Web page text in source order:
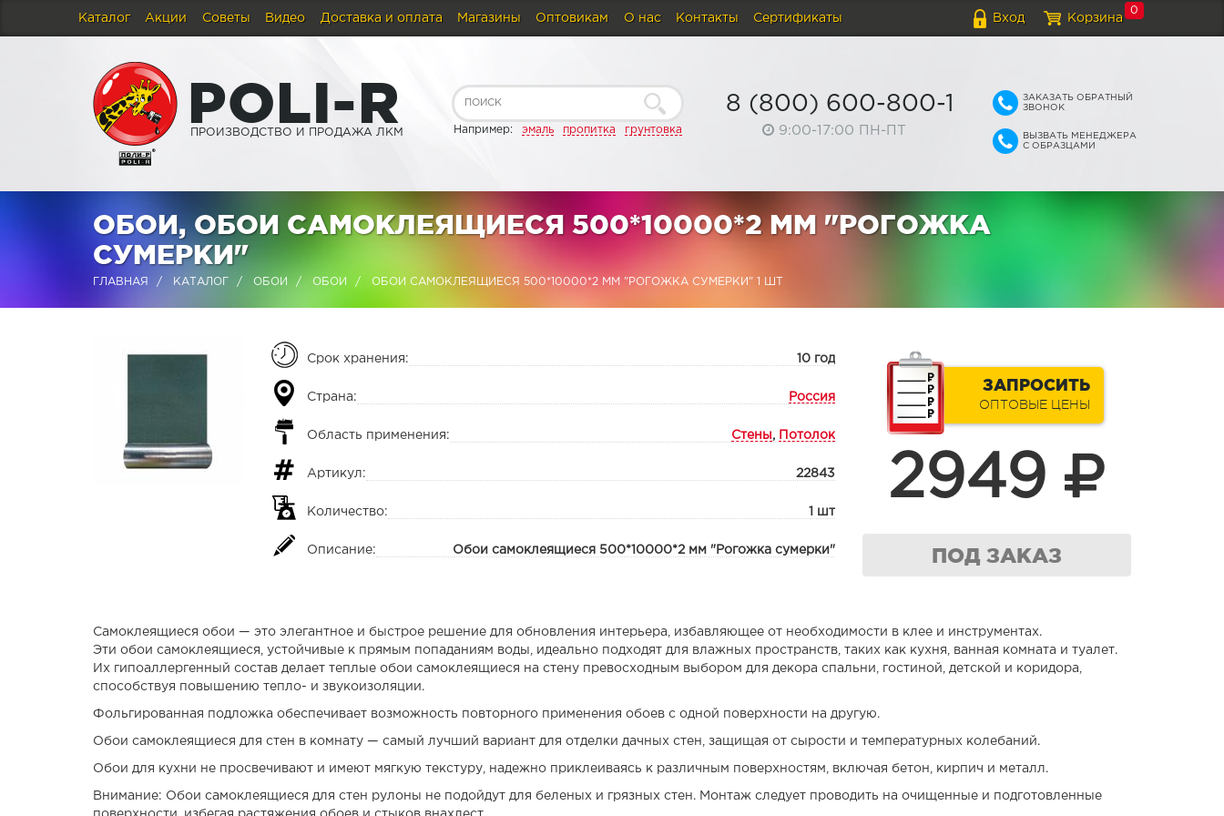
Вход Корзина
0
Каталог Акции Советы Видео Доставка и оплата Магазины Оптовикам О нас Контакты Сертификаты
POLI-R
ПРОИЗВОДСТВО И ПРОДАЖА ЛКМ Например: эмаль пропитка грунтовка
8 (800) 600-800-1
9:00-17:00 ПН-ПТ
ЗАКАЗАТЬ ОБРАТНЫЙ
ЗВОНОК
ВЫЗВАТЬ МЕНЕДЖЕРА
С ОБРАЗЦАМИ
ОБОИ, ОБОИ САМОКЛЕЯЩИЕСЯ 500*10000*2 ММ "РОГОЖКА
СУМЕРКИ"
ГЛАВНАЯ КАТАЛОГ ОБОИ ОБОИ ОБОИ САМОКЛЕЯЩИЕСЯ 500*10000*2 ММ "РОГОЖКА СУМЕРКИ" 1 ШТ
Срок хранения: 10 год
Страна: Россия
Область применения: Стены, Потолок
Артикул: 22843
Количество: 1 шт
Описание: Обои самоклеящиеся 500*10000*2 мм "Рогожка сумерки"
ЗАПРОСИТЬ
ОПТОВЫЕ ЦЕНЫ
2949
ПОД ЗАКАЗ
Самоклеящиеся обои — это элегантное и быстрое решение для обновления интерьера, избавляющее от необходимости в клее и инструментах.
Эти обои самоклеящиеся, устойчивые к прямым попаданиям воды, идеально подходят для влажных пространств, таких как кухня, ванная комната и туалет.
Их гипоаллергенный состав делает теплые обои самоклеящиеся на стену превосходным выбором для декора спальни, гостиной, детской и коридора,
способствуя повышению тепло- и звукоизоляции.
Фольгированная подложка обеспечивает возможность повторного применения обоев с одной поверхности на другую.
Обои самоклеящиеся для стен в комнату — самый лучший вариант для отделки дачных стен, защищая от сырости и температурных колебаний.
Обои для кухни не просвечивают и имеют мягкую текстуру, надежно приклеиваясь к различным поверхностям, включая бетон, кирпич и металл.
Внимание: Обои самоклеящиеся для стен рулоны не подойдут для беленых и грязных стен. Монтаж следует проводить на очищенные и подготовленные